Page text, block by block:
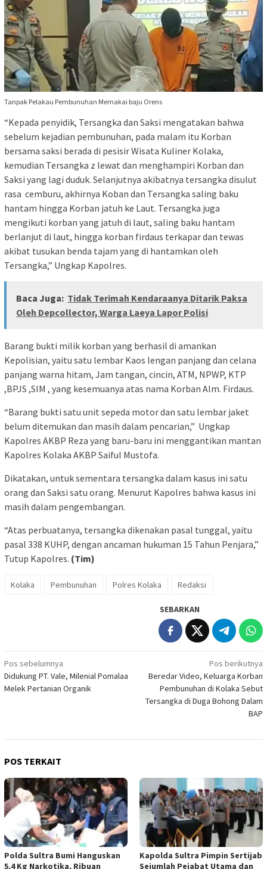
Tanpak Pelakau Pembunuhan Memakai baju Orens
“Kepada penyidik, Tersangka dan Saksi mengatakan bahwa
sebelum kejadian pembunuhan, pada malam itu Korban
bersama saksi berada di pesisir Wisata Kuliner Kolaka,
kemudian Tersangka z lewat dan menghampiri Korban dan
Saksi yang lagi duduk. Selanjutnya akibatnya tersangka disulut
rasa cemburu, akhirnya Koban dan Tersangka saling baku
hantam hingga Korban jatuh ke Laut. Tersangka juga
mengikuti korban yang jatuh di laut, saling baku hantam
berlanjut di laut, hingga korban firdaus terkapar dan tewas
akibat tusukan benda tajam yang di hantamkan oleh
Tersangka,” Ungkap Kapolres.
Baca Juga: Tidak Terimah Kendaraanya Ditarik Paksa
Oleh Depcollector, Warga Laeya Lapor Polisi
Barang bukti milik korban yang berhasil di amankan
Kepolisian, yaitu satu lembar Kaos lengan panjang dan celana
panjang warna hitam, Jam tangan, cincin, ATM, NPWP, KTP
,BPJS ,SIM , yang kesemuanya atas nama Korban Alm. Firdaus.
“Barang bukti satu unit sepeda motor dan satu lembar jaket
belum ditemukan dan masih dalam pencarian,” Ungkap
Kapolres AKBP Reza yang baru-baru ini menggantikan mantan
Kapolres Kolaka AKBP Saiful Mustofa.
Dikatakan, untuk sementara tersangka dalam kasus ini satu
orang dan Saksi satu orang. Menurut Kapolres bahwa kasus ini
masih dalam pengembangan.
“Atas perbuatanya, tersangka dikenakan pasal tunggal, yaitu
pasal 338 KUHP, dengan ancaman hukuman 15 Tahun Penjara,”
Tutup Kapolres. (Tim)
Kolaka Pembunuhan Polres Kolaka Redaksi
SEBARKAN
Navigasi
pos
Pos sebelumnya
Didukung PT. Vale, Milenial Pomalaa
Melek Pertanian Organik
Pos berikutnya
Beredar Video, Keluarga Korban
Pembunuhan di Kolaka Sebut
Tersangka di Duga Bohong Dalam
BAP
POS TERKAIT
Polda Sultra Bumi Hanguskan
5,4 Kg Narkotika, Ribuan
Kapolda Sultra Pimpin Sertijab
Sejumlah Pejabat Utama dan